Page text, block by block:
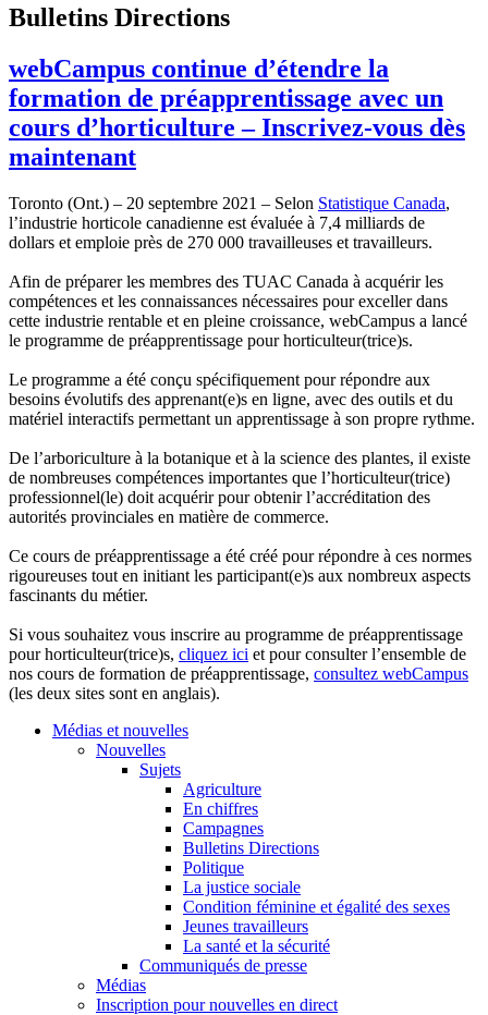
Bulletins Directions
webCampus continue d’étendre la
formation de préapprentissage avec un
cours d’horticulture – Inscrivez-vous dès
maintenant
Toronto (Ont.) – 20 septembre 2021 – Selon Statistique Canada,
l’industrie horticole canadienne est évaluée à 7,4 milliards de
dollars et emploie près de 270 000 travailleuses et travailleurs.
Afin de préparer les membres des TUAC Canada à acquérir les
compétences et les connaissances nécessaires pour exceller dans
cette industrie rentable et en pleine croissance, webCampus a lancé
le programme de préapprentissage pour horticulteur(trice)s.
Le programme a été conçu spécifiquement pour répondre aux
besoins évolutifs des apprenant(e)s en ligne, avec des outils et du
matériel interactifs permettant un apprentissage à son propre rythme.
De l’arboriculture à la botanique et à la science des plantes, il existe
de nombreuses compétences importantes que l’horticulteur(trice)
professionnel(le) doit acquérir pour obtenir l’accréditation des
autorités provinciales en matière de commerce.
Ce cours de préapprentissage a été créé pour répondre à ces normes
rigoureuses tout en initiant les participant(e)s aux nombreux aspects
fascinants du métier.
Si vous souhaitez vous inscrire au programme de préapprentissage
pour horticulteur(trice)s, cliquez ici et pour consulter l’ensemble de
nos cours de formation de préapprentissage, consultez webCampus
(les deux sites sont en anglais).
Médias et nouvelles
Nouvelles
Sujets
Agriculture
En chiffres
Campagnes
Bulletins Directions
Politique
La justice sociale
Condition féminine et égalité des sexes
Jeunes travailleurs
La santé et la sécurité
Communiqués de presse
Médias
Inscription pour nouvelles en direct